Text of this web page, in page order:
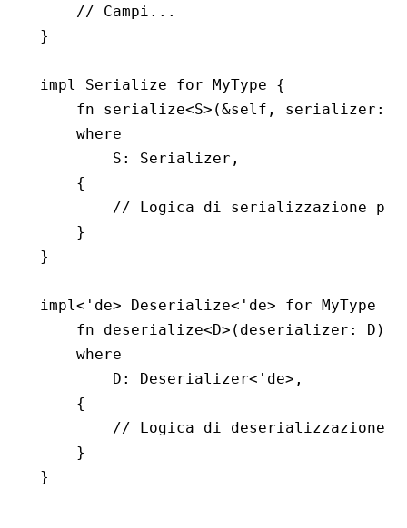
    // Campi...
}
impl Serialize for MyType {
    fn
serialize<S>(&self, serializer :
    where
        S
: Serializer ,
    {
// Logica di serializzazione
    }
}
impl<' de> Deserialize<' de> for MyType
    fn
deserialize<D>(deserializer : D )
    where
        D
: Deserializer<' de>,
    {
// Logica di deserializzazione
    }
}